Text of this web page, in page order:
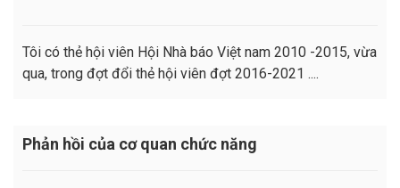
Tôi có thẻ hội viên Hội Nhà báo Việt nam 2010 -2015, vừa
qua, trong đợt đổi thẻ hội viên đợt 2016-2021 ....
Phản hồi của cơ quan chức năng